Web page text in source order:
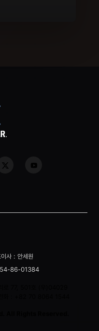
사 : 안세원
86-01384